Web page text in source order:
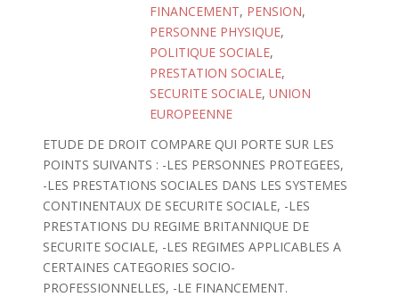
FINANCEMENT, PENSION,
PERSONNE PHYSIQUE,
POLITIQUE SOCIALE,
PRESTATION SOCIALE,
SECURITE SOCIALE, UNION
EUROPEENNE
ETUDE DE DROIT COMPARE QUI PORTE SUR LES
POINTS SUIVANTS : -LES PERSONNES PROTEGEES,
-LES PRESTATIONS SOCIALES DANS LES SYSTEMES
CONTINENTAUX DE SECURITE SOCIALE, -LES
PRESTATIONS DU REGIME BRITANNIQUE DE
SECURITE SOCIALE, -LES REGIMES APPLICABLES A
CERTAINES CATEGORIES SOCIO-
PROFESSIONNELLES, -LE FINANCEMENT.